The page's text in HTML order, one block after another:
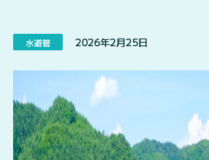
水道管 2026年2月25日